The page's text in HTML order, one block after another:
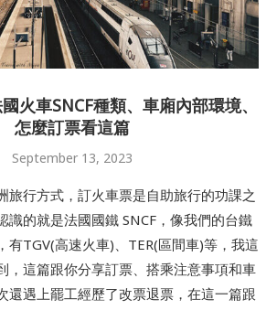
火車SNCF種類、車廂內部環境、
怎麼訂票看這篇
September 13, 2023
旅行方式，訂火車票是自助旅行的功課之
識的就是法國國鐵 SNCF，像我們的台鐵
有TGV(高速火車)、TER(區間車)等，我這
，這篇跟你分享訂票、搭乘注意事項和車
還遇上罷工經歷了改票退票，在這一篇跟